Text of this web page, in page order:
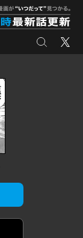
検索 X